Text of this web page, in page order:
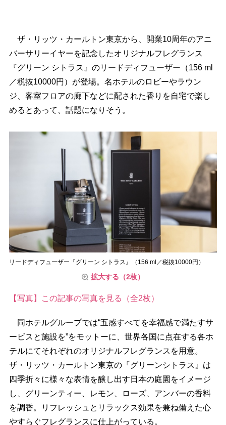
ザ・リッツ・カールトン東京から、開業10周年のアニ
バーサリーイヤーを記念したオリジナルフレグランス
『グリーン シトラス』のリードディフューザー（156 ml
／税抜10000円）が登場。名ホテルのロビーやラウン
ジ、客室フロアの廊下などに配された香りを自宅で楽し
めるとあって、話題になりそう。
リードディフューザー『グリーン シトラス』（156 ml／税抜10000円）
拡大する（2枚）
【写真】この記事の写真を見る（全2枚）
同ホテルグループでは“五感すべてを幸福感で満たすサ
ービスと施設を”をモットーに、世界各国に点在する各ホ
テルにてそれぞれのオリジナルフレグランスを用意。
ザ・リッツ・カールトン東京の『グリーンシトラス』は
四季折々に様々な表情を醸し出す日本の庭園をイメージ
し、グリーンティー、レモン、ローズ、アンバーの香料
を調香。リフレッシュとリラックス効果を兼ね備えた心
すらぐフレグランスに仕上がっている。